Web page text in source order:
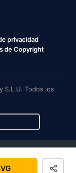
privacidad
de Copyright
S.L.U. Todos los